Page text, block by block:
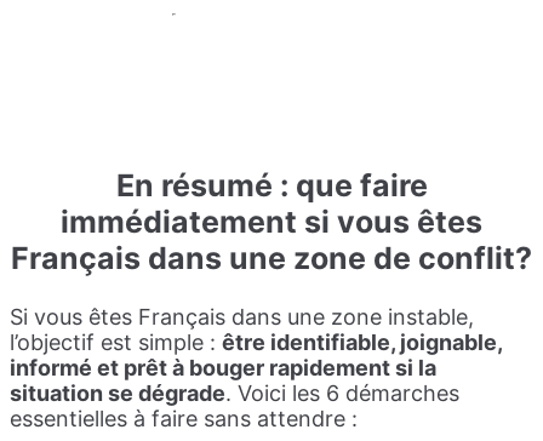
En résumé : que faire
immédiatement si vous êtes
Français dans une zone de conflit?
Si vous êtes Français dans une zone instable,
l’objectif est simple : être identifiable, joignable,
informé et prêt à bouger rapidement si la
situation se dégrade. Voici les 6 démarches
essentielles à faire sans attendre :